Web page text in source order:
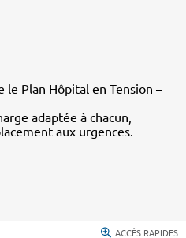
le Plan Hôpital en Tension –
adaptée à chacun,
aux urgences.
ACCÈS RAPIDES